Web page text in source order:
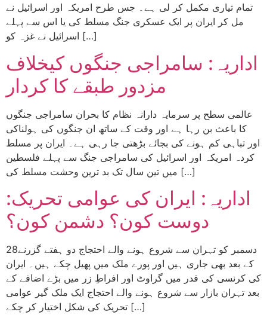
تمام تیاری مکمل کر لی ہے۔ جس طرح امریکہ اور اسرائیل نے
مل کر ایران پر ایک عسکری جنگ مسلط کی یا اس سے پہلے
اسرائیل نے غزہ کو […]
اداریہ: سامراجی جنگوں کیخلاف
مزدور طبقے کا کردار
عالمی سطح پر سرمایہ دارانہ نظام کا بحران سامراجی جنگوں
کا باعث بن رہا ہے اور وقت کے ساتھ ان جنگوں کی ہولناکی
اور تباہی کم ہونے کی بجائے بڑھتی جا رہی ہے۔ ایران پر مسلط
کردہ امریکہ اور اسرائیل کی سامراجی جنگ سے پہلے فلسطین
میں تین سال تک بد ترین وحشت مسلط کی […]
اداریہ: ایران کی عوامی تحریک:
دوست کون؟ دشمن کون؟
28دسمبر کو تہران سے شروع ہونے والے احتجاج دو ہفتے گزرنے
کے بعد بھی جاری ہیں اور پورے ملک میں پھیل چکے ہیں۔ ایران
کی کرنسی کی قدر میں گراوٹ اور افراطِ زر میں بڑے اضافے کے
بعد تہران بازار سے شروع ہونے والے احتجاج ایک ملک گیر عوامی
تحریک کی شکل اختیار کر چکے […]